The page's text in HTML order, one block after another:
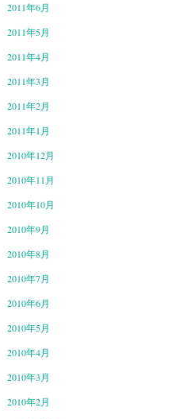
2011年6月
2011年5月
2011年4月
2011年3月
2011年2月
2011年1月
2010年12月
2010年11月
2010年10月
2010年9月
2010年8月
2010年7月
2010年6月
2010年5月
2010年4月
2010年3月
2010年2月